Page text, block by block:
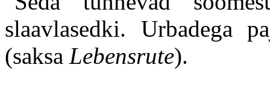
slaavlasedki. Urbadega
(saksa Lebensrute).